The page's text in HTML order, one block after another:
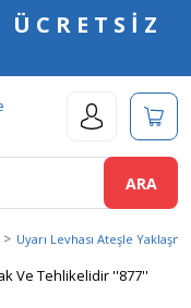
ÜCRETSİZ
ARA
Uyarı Levhası Ateşle